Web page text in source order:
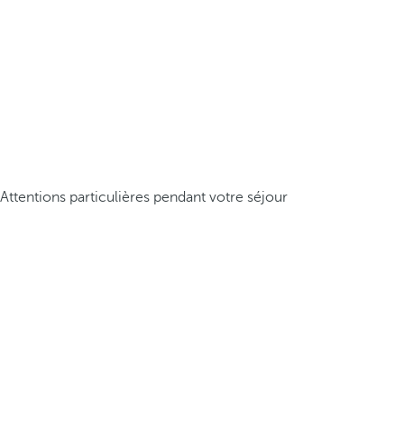
Attentions particulières pendant votre séjour